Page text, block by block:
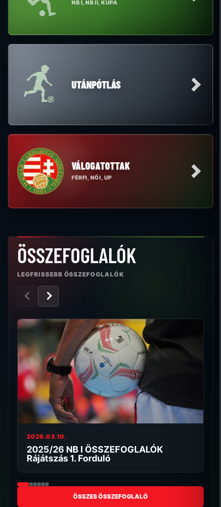
NB I, NB II, KUPA
UTÁNPÓTLÁS
VÁLOGATOTTAK
FÉRFI, NŐI, UP
ÖSSZEFOGLALÓK
LEGFRISSEBB ÖSSZEFOGLALÓK
2026.03.10.
2025/26 NB I ÖSSZEFOGLALÓK
Rájátszás 1. Forduló
ÖSSZES ÖSSZEFOGLALÓ